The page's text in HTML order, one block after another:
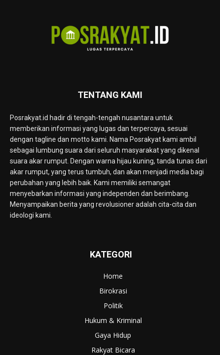
TENTANG KAMI
Posrakyat.id hadir di tengah-tengah nusantara untuk
memberikan informasi yang lugas dan terpercaya, sesuai
dengan tagline dan motto kami. Nama Posrakyat kami ambil
sebagai lumbung suara dari seluruh masyarakat yang dikenal
suara akar rumput. Dengan warna hijau kuning, tanda tunas dari
akar rumput, yang terus tumbuh, dan akan menjadi media bagi
perubahan yang lebih baik. Kami memiliki semangat
menyebarkan informasi yang independen dan berimbang.
Menyampaikan berita yang revolusioner adalah cita-cita dan
ideologi kami.
KATEGORI
Home
Birokrasi
Politik
Hukum & Kriminal
Gaya Hidup
Rakyat Bicara